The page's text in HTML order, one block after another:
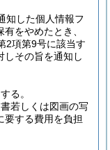
知した個人情報フ
をやめたとき、
2項第9号に該当す
しその旨を通知し
る。
若しくは図画の写
要する費用を負担